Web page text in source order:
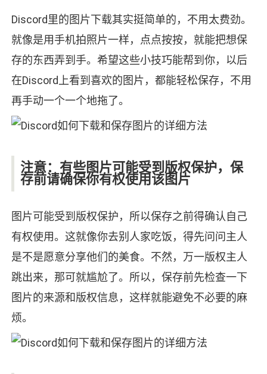
Discord里的图片下载其实挺简单的，不用太费劲。
就像是用手机拍照片一样，点点按按，就能把想保
存的东西弄到手。希望这些小技巧能帮到你，以后
在Discord上看到喜欢的图片，都能轻松保存，不用
再手动一个一个地拖了。
注意：有些图片可能受到版权保护，保
存前请确保你有权使用该图片
图片可能受到版权保护，所以保存之前得确认自己
有权使用。这就像你去别人家吃饭，得先问问主人
是不是愿意分享他们的美食。不然，万一版权主人
跳出来，那可就尴尬了。所以，保存前先检查一下
图片的来源和版权信息，这样就能避免不必要的麻
烦。